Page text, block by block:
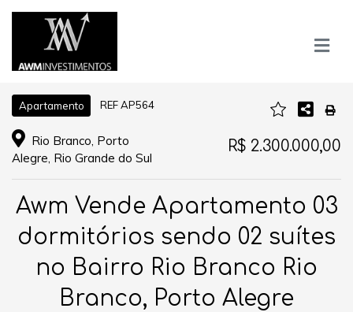
Apartamento REF AP564
Rio Branco, Porto
Alegre, Rio Grande do Sul
R$ 2.300.000,00
Awm Vende Apartamento 03
dormitórios sendo 02 suítes
no Bairro Rio Branco Rio
Branco, Porto Alegre